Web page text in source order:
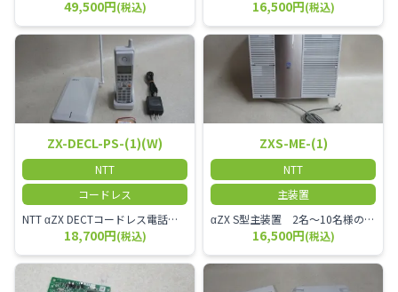
49,500円(税込) 16,500円(税込)
ZX-DECL-PS-(1)(W)
NTT
コードレス
NTT αZX DECTコードレス電話機 電波方式がDECTで、 防水機能（IPX4:あらゆる方向からの水の飛まつを受けても有害な影響を受けない。)を備えた 接続装置と子機の一対シングルゾーンコードレスです。
18,700円(税込)
ZXS-ME-(1)
NTT
主装置
αZX S型主装置 2名～10名様のオフィスに適しております。
16,500円(税込)